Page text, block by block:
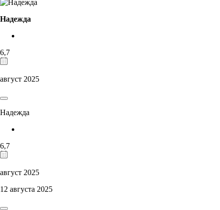
Надежда
6,7
август 2025
Надежда
6,7
август 2025
12 августа 2025